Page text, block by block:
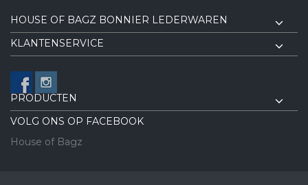
HOUSE OF BAGZ BONNIER LEDERWAREN
KLANTENSERVICE
PRODUCTEN
VOLG ONS OP FACEBOOK
House of Bagz